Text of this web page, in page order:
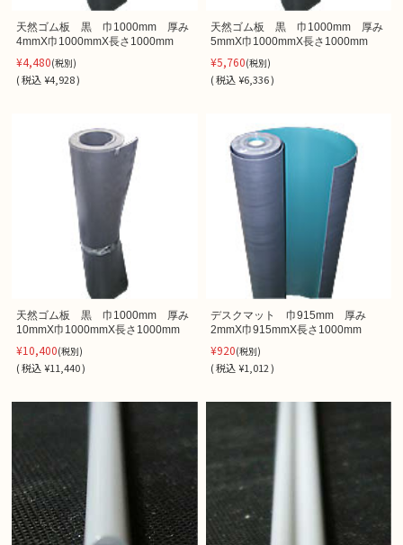
天然ゴム板 黒 巾1000mm 厚み
4mmX巾1000mmX長さ1000mm
¥4,480(税別)
(税込¥4,928 )
天然ゴム板 黒 巾1000mm 厚み
5mmX巾1000mmX長さ1000mm
¥5,760(税別)
(税込 ¥6,336 )
天然ゴム板 黒 巾1000mm 厚み
10mmX巾1000mmX長さ1000mm
¥10,400(税別)
(税込¥11,440 )
デスクマット 巾915mm 厚み
2mmX巾915mmX長さ1000mm
¥920(税別)
(税込 ¥1,012 )